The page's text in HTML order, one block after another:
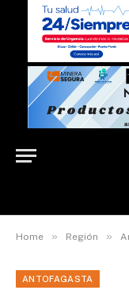
Home » Región »
ANTOFAGASTA